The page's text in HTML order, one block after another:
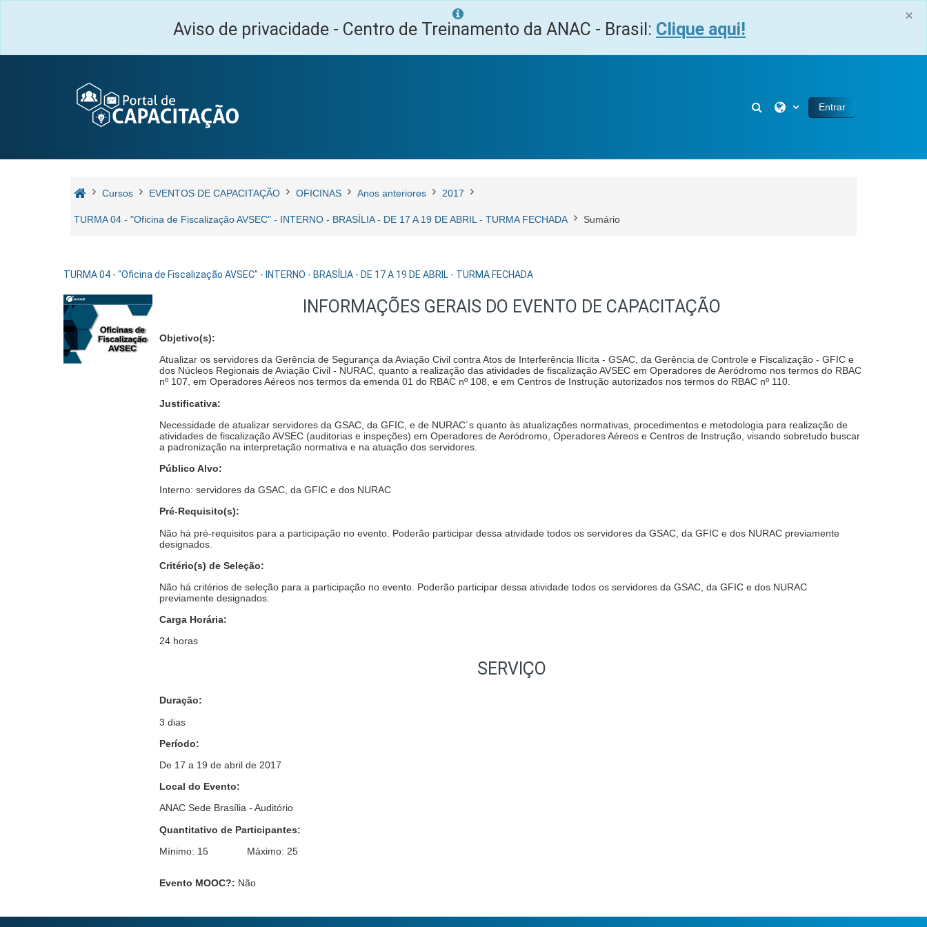
×
Aviso de privacidade - Centro de Treinamento da ANAC - Brasil: Clique aqui!
Alternar entrada de pesquisa
Entrar
Cursos EVENTOS DE CAPACITAÇÃO OFICINAS Anos anteriores 2017
TURMA 04 - "Oficina de Fiscalização AVSEC" - INTERNO - BRASÍLIA - DE 17 A 19 DE ABRIL - TURMA FECHADA Sumário
TURMA 04 - "Oficina de Fiscalização AVSEC" - INTERNO - BRASÍLIA - DE 17 A 19 DE ABRIL - TURMA FECHADA
INFORMAÇÕES GERAIS DO EVENTO DE CAPACITAÇÃO
Objetivo(s):
Atualizar os servidores da Gerência de Segurança da Aviação Civil contra Atos de Interferência Ilícita - GSAC, da Gerência de Controle e Fiscalização - GFIC e
dos Núcleos Regionais de Aviação Civil - NURAC, quanto a realização das atividades de fiscalização AVSEC em Operadores de Aeródromo nos termos do RBAC
nº 107, em Operadores Aéreos nos termos da emenda 01 do RBAC nº 108, e em Centros de Instrução autorizados nos termos do RBAC nº 110.
Justificativa:
Necessidade de atualizar servidores da GSAC, da GFIC, e de NURAC´s quanto às atualizações normativas, procedimentos e metodologia para realização de
atividades de fiscalização AVSEC (auditorias e inspeções) em Operadores de Aeródromo, Operadores Aéreos e Centros de Instrução, visando sobretudo buscar
a padronização na interpretação normativa e na atuação dos servidores.
Público Alvo:
Interno: servidores da GSAC, da GFIC e dos NURAC
Pré-Requisito(s):
Não há pré-requisitos para a participação no evento. Poderão participar dessa atividade todos os servidores da GSAC, da GFIC e dos NURAC previamente
designados.
Critério(s) de Seleção:
Não há critérios de seleção para a participação no evento. Poderão participar dessa atividade todos os servidores da GSAC, da GFIC e dos NURAC
previamente designados.
Carga Horária:
24 horas
SERVIÇO
Duração:
3 dias
Período:
De 17 a 19 de abril de 2017
Local do Evento:
ANAC Sede Brasília - Auditório
Quantitativo de Participantes:
Mínimo: 15 Máximo: 25
Evento MOOC?: Não